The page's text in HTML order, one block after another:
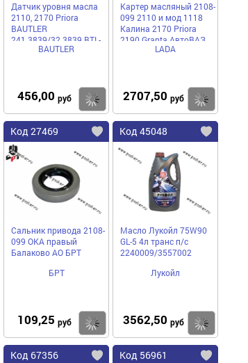
Датчик уровня масла
2110, 2170 Priora
BAUTLER
241.3839/32.3839 BTL-
0010OLSBAUTLER
456,00 руб Купить
Картер масляный 2108-
099 2110 и мод 1118
Калина 2170 Priora
2190 Granta АвтоВАЗ
LADA
2707,50 руб
Код 27469
Сальник привода 2108-
099 ОКА правый
Балаково АО БРТ
БРТ
109,25 руб Купить
Код 45048
Масло Лукойл 75W90
GL-5 4л транс п/с
2240009/3557002
Лукойл
3562,50 руб
Код 67356 Код 56961